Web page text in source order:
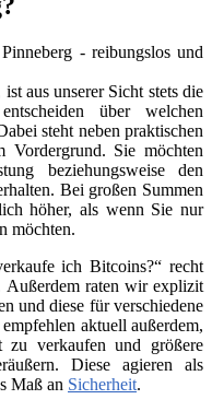
aus unserer Sicht stets die
über welchen
steht neben praktischen
Sie möchten
beziehungsweise den
Bei großen Summen
höher, als wenn Sie nur
möchten.
ich Bitcoins?“ recht
Außerdem raten wir explizit
und diese für verschiedene
aktuell außerdem,
verkaufen und größere
Diese agieren als
Maß an Sicherheit.